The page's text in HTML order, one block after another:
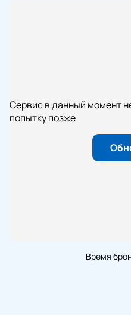
Сервис в данный момент
попытку позже
Время